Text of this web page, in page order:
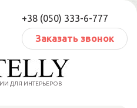
+38 (050) 333-6-777
Заказать звонок
ДЛЯ ИНТЕРЬЕРОВ